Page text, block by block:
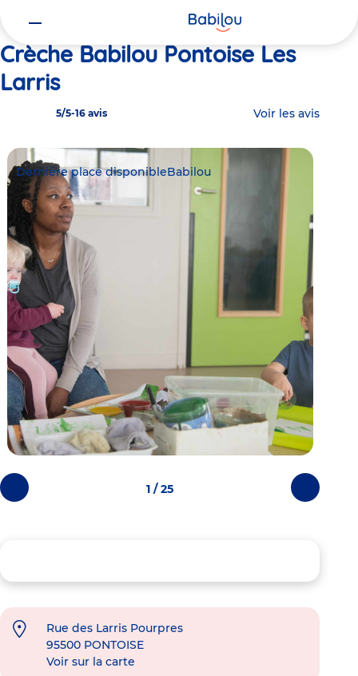
Crèche Babilou Pontoise Les
Larris
5/5-16 avis Voir les avis
Photos
précédentes
Photos
suivantes
Dernière place disponibleBabilou
1 / 25
Rue des Larris Pourpres
95500 PONTOISE
Voir sur la carte